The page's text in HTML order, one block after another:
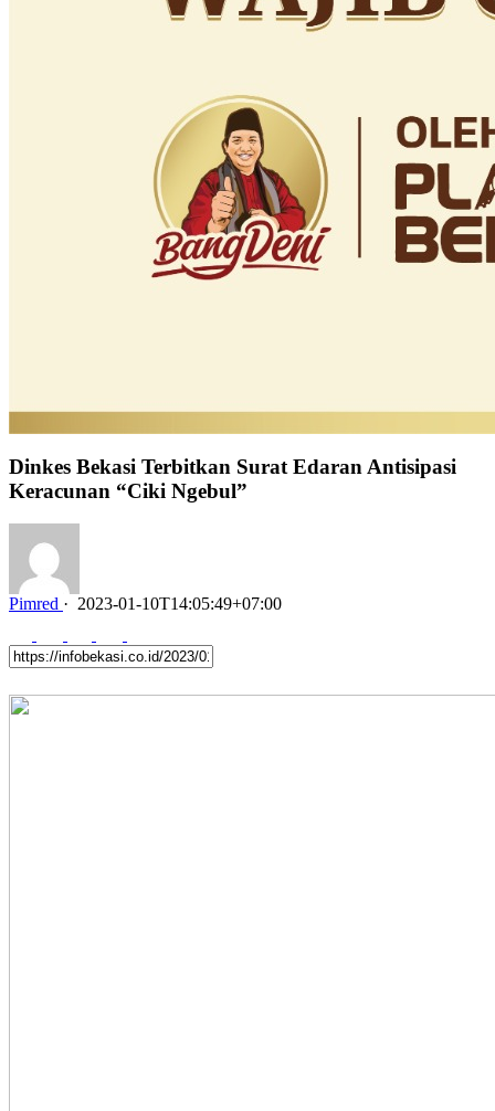
Dinkes Bekasi Terbitkan Surat Edaran Antisipasi
Keracunan “Ciki Ngebul”
Pimred · 2023-01-10T14:05:49+07:00